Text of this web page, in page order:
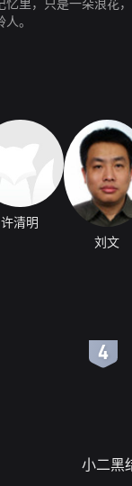
里，只是一朵浪花
。
许清明
刘文
小二黑